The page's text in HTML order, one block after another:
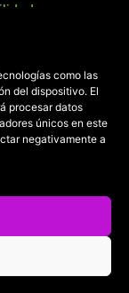
como las
del dispositivo. El
procesar datos
únicos en este
negativamente a
privacidad